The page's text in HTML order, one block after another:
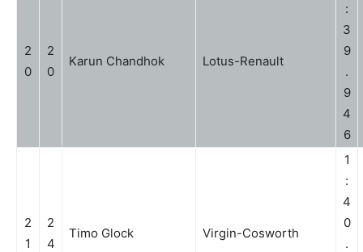
2
0
2
0
Karun Chandhok Lotus-Renault
:
3
9
.
9
4
6
2
1
2
4
Timo Glock Virgin-Cosworth
1
:
4
0
.